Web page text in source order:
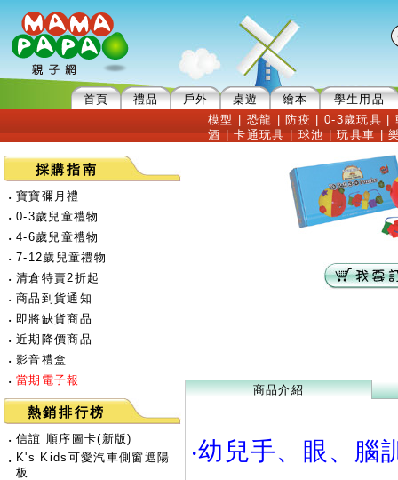
首頁 禮品 戶外 桌遊 繪本
學生用品
模型
恐龍 防疫 |0-3歲玩具 |
酒|卡通玩具|球池|玩具車|
採購指南
‧ 寶寶彌月禮
‧ 0-3歲兒童禮物
‧ 4-6歲兒童禮物
‧ 7-12歲兒童禮物
‧ 清倉特賣2折起
‧ 商品到貨通知
‧ 即將缺貨商品
‧ 近期降價商品
‧ 影音禮盒
‧ 當期電子報
熱銷排行榜
‧ 信誼 順序圖卡(新版)
‧ K's Kids可愛汽車側窗遮陽
板
商品介紹
‧幼兒手、眼、腦